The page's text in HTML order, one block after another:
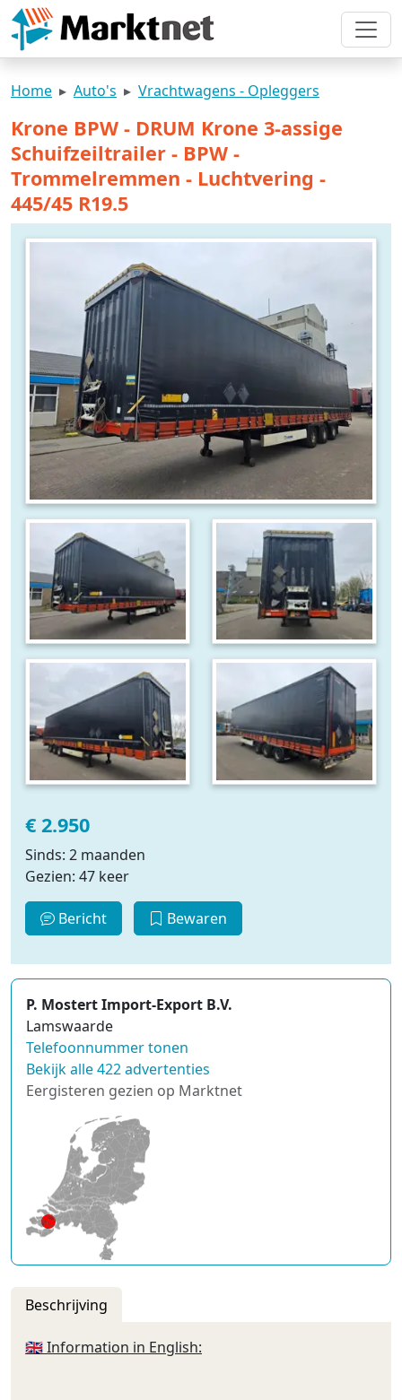
Home Auto's Vrachtwagens - Opleggers
Krone BPW - DRUM Krone 3-assige
Schuifzeiltrailer - BPW -
Trommelremmen - Luchtvering -
445/45 R19.5
€ 2.950
Sinds: 2 maanden
Gezien: 47 keer
Bericht Bewaren
P. Mostert Import-Export B.V.
Lamswaarde
Telefoonnummer tonen
Bekijk alle 422 advertenties
Eergisteren gezien op Marktnet
Beschrijving
🇬🇧 Information in English: